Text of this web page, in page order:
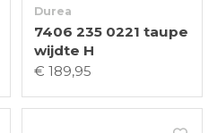
Durea
7406 235 0221 taupe
wijdte H
€ 189,95